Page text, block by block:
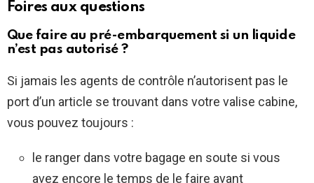
Foires aux questions
Que faire au pré-embarquement si un liquide
n’est pas autorisé ?
Si jamais les agents de contrôle n’autorisent pas le
port d’un article se trouvant dans votre valise cabine,
vous pouvez toujours :
le ranger dans votre bagage en soute si vous
avez encore le temps de le faire avant